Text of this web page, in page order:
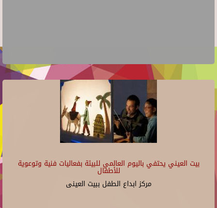
بيت العيني يحتفي باليوم العالمي للبيئة بفعاليات فنية وتوعوية
للأطفال
مركز ابداع الطفل ببيت العينى